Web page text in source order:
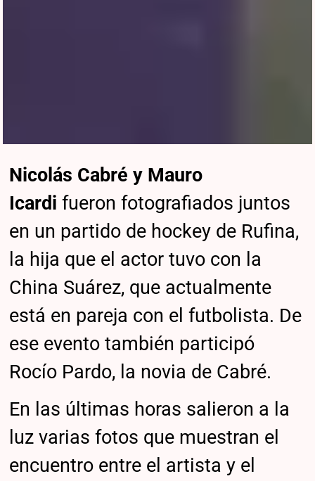
Nicolás Cabré y Mauro
Icardifueron fotografiados juntos
en un partido de hockey de Rufina,
la hija que el actor tuvo con la
China Suárez, que actualmente
está en pareja con el futbolista. De
ese evento también participó
Rocío Pardo, la novia de Cabré.
En las últimas horas salieron a la
luz varias fotos que muestran el
encuentro entre el artista y el